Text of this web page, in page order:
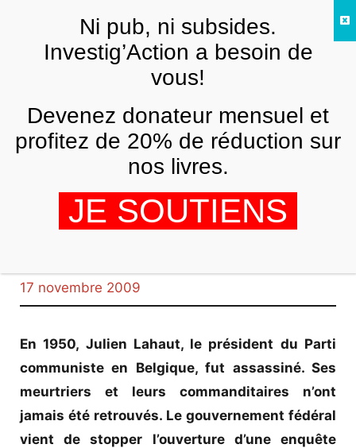
Connaîtra-t-on la
vérité sur
l’assassinat@@
de Julien Lahaut?
17 novembre 2009
En 1950, Julien Lahaut, le président du Parti
communiste en Belgique, fut assassiné. Ses
meurtriers et leurs commanditaires n’ont
jamais été retrouvés. Le gouvernement fédéral
vient de stopper l’ouverture d’une enquête
FRNi pub, ni subsides.
Investig’Action a besoin de
vous!
Devenez donateur mensuel et
profitez de 20% de réduction sur
nos livres.
JE SOUTIENS